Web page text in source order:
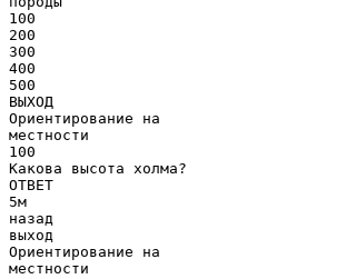
100
200
300
400
500
ВЫХОД
Ориентирование на
местности
100
Какова высота холма?
ОТВЕТ
5м
назад
выход
Ориентирование на
местности